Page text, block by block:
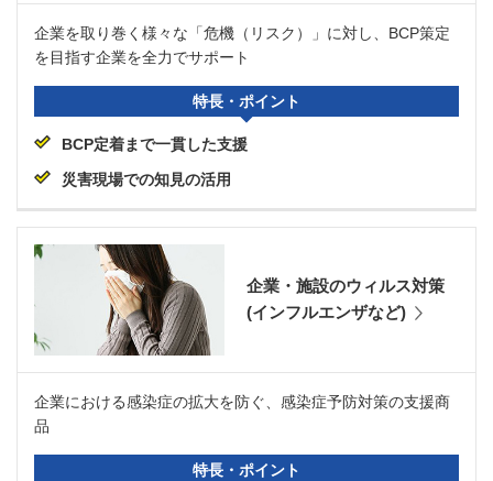
企業を取り巻く様々な「危機（リスク）」に対し、BCP策定
を目指す企業を全力でサポート
特長・ポイント
BCP定着まで一貫した支援
災害現場での知見の活用
企業・施設のウィルス対策
(インフルエンザなど)
企業における感染症の拡大を防ぐ、感染症予防対策の支援商
品
特長・ポイント